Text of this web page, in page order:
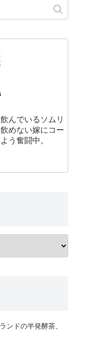
んでいるソムリ
めない嫁にコー
う奮闘中。
ンドの半発酵茶、